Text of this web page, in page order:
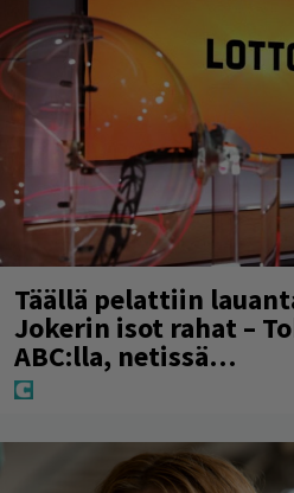
Täällä pelattiin
Jokerin isot rahat –
ABC:lla, netissä…